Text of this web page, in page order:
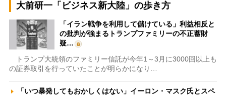
大前研一「ビジネス新大陸」の歩き方
「イラン戦争を利用して儲けている」利益相反と
の批判が強まるトランプファミリーの不正蓄財
疑…
トランプ大統領のファミリー信託が今年1～3月に3000回以上も
の証券取引を行っていたことが明らかになり…
「いつ暴発してもおかしくはない」イーロン・マスク氏とスペ